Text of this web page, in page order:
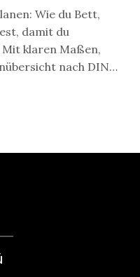
Wie du Bett,
damit du
klaren Maßen,
nach DIN